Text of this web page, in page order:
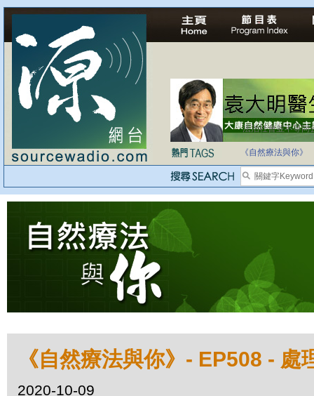
法治社會並不等同
自家教育合法化-
《自然療法與你》
《自然療法與你》- EP508 - 處
2020-10-09